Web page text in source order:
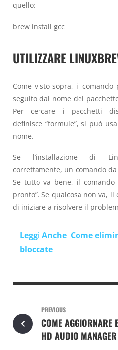
quello:
brew install gcc
UTILIZZARE
Come visto sopra, il
seguito dal nome del
Per cercare i pacchetti
definisce “formule”, si può
nome.
Se l’installazione di
correttamente, un comando
Se tutto va bene, il
pronto”. Se qualcosa non va,
di iniziare a risolvere il
Leggi Anche Come
bloccate
PREVIOUS
COME AGGIORNARE
HD AUDIO MANAGER